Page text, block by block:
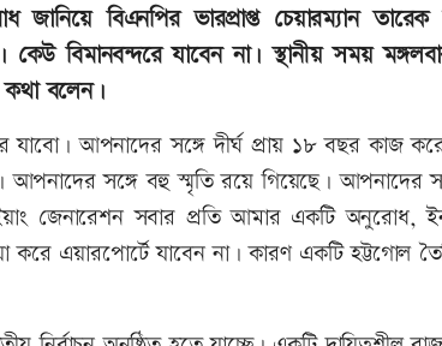
বিএনপির ভারপ্রাপ্ত চেয়ারম্যান তারেক
বিমানবন্দরে যাবেন না। স্থানীয় সময়
বলেন।
আপনাদের সঙ্গে দীর্ঘ প্রায় ১৮ বছর কাজ
আপনাদের সঙ্গে বহু স্মৃতি রয়ে গিয়েছে। আপনাদের
জেনারেশন সবার প্রতি আমার একটি অনুরোধ,
এয়ারপোর্টে যাবেন না। কারণ একটি হট্টগোল